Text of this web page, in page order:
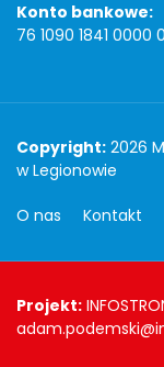
Konto bankowe:
76 1090 1841 0000
Copyright
Copyright: 2026
w Legionowie
O nas Kontakt
Projekt
Projekt: